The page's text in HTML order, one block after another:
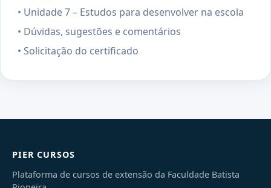
• Unidade 7 – Estudos para desenvolver na escola
• Dúvidas, sugestões e comentários
• Solicitação do certificado
PIER CURSOS
Plataforma de cursos de extensão da Faculdade Batista